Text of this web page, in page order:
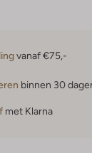
vanaf €75,-
binnen 30
met Klarna